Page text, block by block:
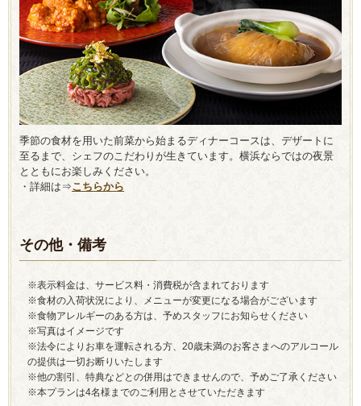
季節の食材を用いた前菜から始まるディナーコースは、デザートに
至るまで、シェフのこだわりが生きています。横浜ならではの夜景
とともにお楽しみください。
・詳細は⇒こちらから
その他・備考
※表示料金は、サービス料・消費税が含まれております
※食材の入荷状況により、メニューが変更になる場合がございます
※食物アレルギーのある方は、予めスタッフにお知らせください
※写真はイメージです
※法令によりお車を運転される方、20歳未満のお客さまへのアルコール
の提供は一切お断りいたします
※他の割引、特典などとの併用はできませんので、予めご了承ください
※本プランは4名様までのご利用とさせていただきます